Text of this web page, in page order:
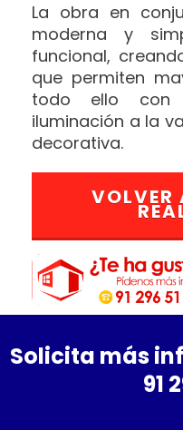
La obra en
moderna y
funcional,
que permiten
todo ello con
iluminación a la
decorativa.
VOLVER
Solicita más
91